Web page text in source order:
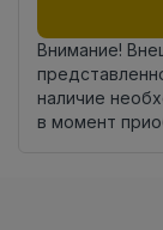
Внимание!
наличие
в момент